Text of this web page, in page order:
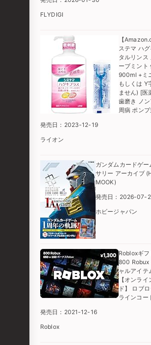
FLYDIGI
【
ステマ ハ
タルリンス
ーブミント
900ml +ミ
もしくは Y
ません) [医
歯磨き ノ
周病 ポン
発売日：2023-12-19
ライオン
ガンダムカードゲー
サリー アーカイブ
MOOK)
発売日：2026-07-
ホビージャパン
Robloxギ
800 Robux
ャルアイテ
【オンラ
ド】 ロブ
ラインコー
発売日：2021-12-16
Roblox